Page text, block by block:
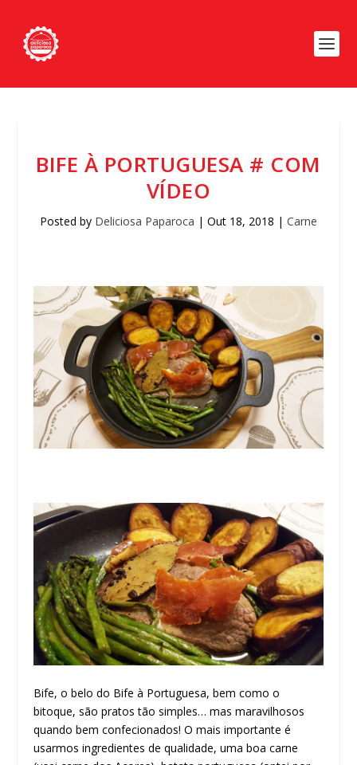
BIFE À PORTUGUESA # COM
VÍDEO
Posted by Deliciosa Paparoca | Out 18, 2018 | Carne
Bife, o belo do Bife à Portuguesa, bem como o
bitoque, são pratos tão simples… mas maravilhosos
quando bem confecionados! O mais importante é
usarmos ingredientes de qualidade, uma boa carne